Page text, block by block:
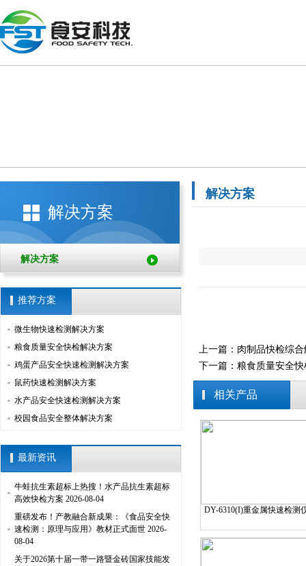
解决方案
解决方案
推荐方案
微生物快速检测解决方案
粮食质量安全快检解决方案
鸡蛋产品安全快速检测解决方案
鼠药快速检测解决方案
水产品安全快速检测解决方案
校园食品安全整体解决方案
最新资讯
牛蛙抗生素超标上热搜！水产品抗生素超标
高效快检方案 2026-08-04
重磅发布！产教融合新成果：《食品安全快
速检测：原理与应用》教材正式面世 2026-
08-04
关于2026第十届一带一路暨金砖国家技能发
解决方案
上一篇： 肉制品快检综
下一篇： 粮食质量安全
相关产品
DY-6310(I)重金属快速检测